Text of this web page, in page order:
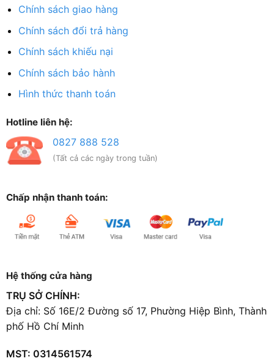
Chính sách giao hàng
Chính sách đổi trả hàng
Chính sách khiếu nại
Chính sách bảo hành
Hình thức thanh toán
Hotline liên hệ:
0827 888 528
(Tất cả các ngày trong tuần)
Chấp nhận thanh toán:
Hệ thống cửa hàng
TRỤ SỞ CHÍNH:
Địa chỉ: Số 16E/2 Đường số 17, Phường Hiệp Bình, Thành
phố Hồ Chí Minh
MST: 0314561574